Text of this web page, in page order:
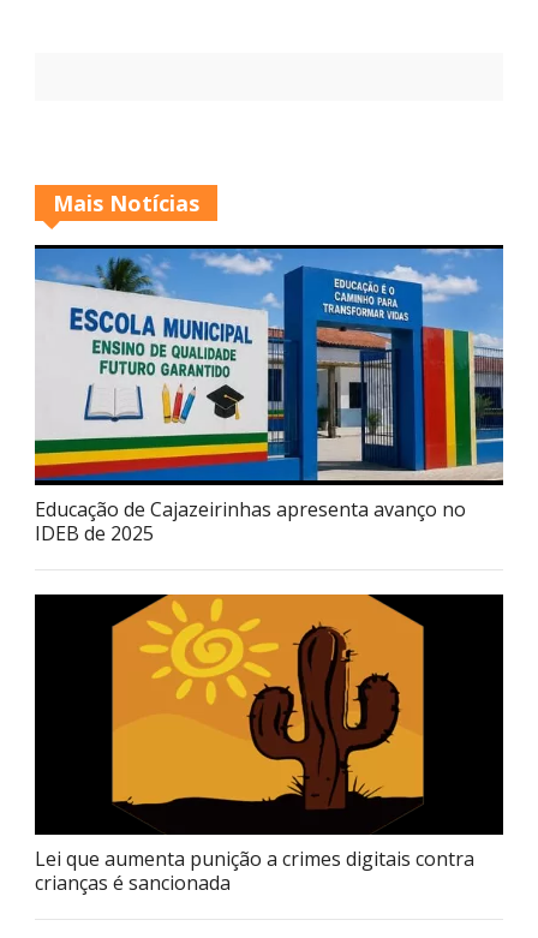
Mais Notícias
Educação de Cajazeirinhas apresenta avanço no
IDEB de 2025
Lei que aumenta punição a crimes digitais contra
crianças é sancionada